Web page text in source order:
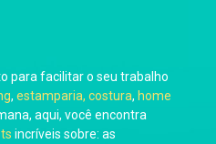
para facilitar o seu trabalho
, estamparia, costura, home
aqui, você encontra
incríveis sobre: as